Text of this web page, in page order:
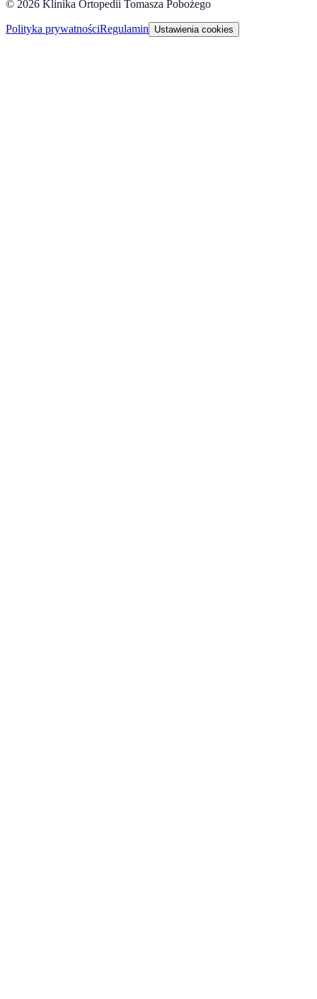
© 2026 Klinika Ortopedii Tomasza Pobożego
Polityka prywatnościRegulamin Ustawienia cookies